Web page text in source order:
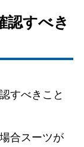
認すべき
すべきこと
合スーツが